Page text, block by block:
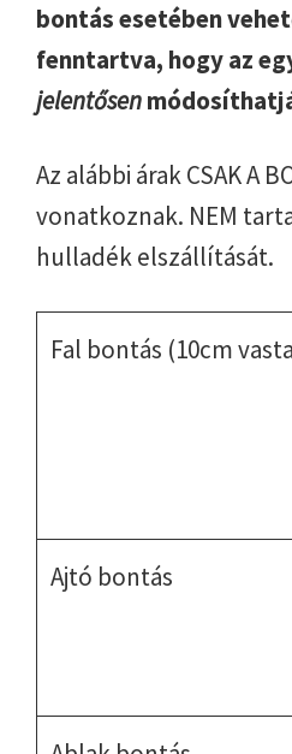
bontás esetében
fenntartva, hogy az
jelentősen
Az alábbi árak CSAK A
vonatkoznak. NEM
hulladék elszállítását.
Fal bontás (10cm
Ajtó bontás